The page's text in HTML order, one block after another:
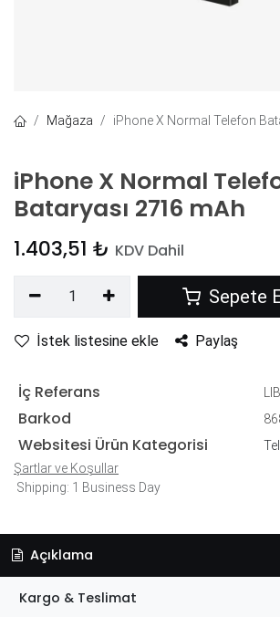
Mağaza iPhone X Normal Telefon
iPhone X Normal
Bataryası 2716 mAh
1.403,51 ₺ KDV Dahil
Sepete
İstek listesine ekle Paylaş
İç Referans
Barkod
Websitesi Ürün Kategorisi
Şartlar ve Koşullar
Shipping: 1 Business Day
Açıklama
Kargo & Teslimat